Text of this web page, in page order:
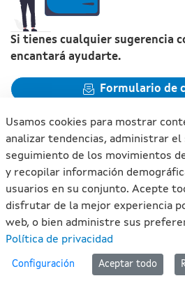
Si tienes cualquier sugerencia
encantará ayudarte.
Formulario de
Xunta de Galicia. Información
internet por la Xunta de Galicia
Atención a la ciudadanía
Accesibilidad
Mapa del portal
Usamos cookies para mostrar
analizar tendencias, administrar
seguimiento de los movimientos
y recopilar información
usuarios en su conjunto. Acepte
disfrutar de la mejor experiencia
web, o bien administre sus
Política de privacidad
Configuración Aceptar todo